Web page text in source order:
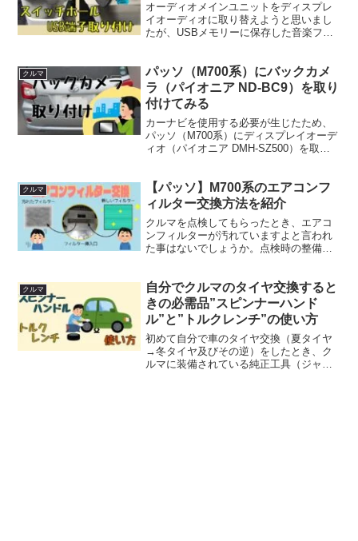
オーディオメインユニットをディスプレ
イオーディオに取り替えようと思いまし
たが、USBメモリーに保存した音楽ファ
配線剥き出しで前側に取り出さなければ
ならず、非常に使いず...
クルマ
パッソ（M700系）にバックカメ
ラ（パイオニア ND-BC9）を取り
付けてみる
カーナビを使用する必要が生じたため、
パッソ（M700系）にディスプレイオーデ
ィオ（パイオニア DMH-SZ500）を取り
しました。ここではバックカメラの取り
付けのやり方...
クルマ
【パッソ】M700系のエアコンフ
ィルター交換方法を紹介
クルマを点検してもらったとき、エアコ
ンフィルターが汚れていますよと言われ
た事はないでしょうか。点検時の整備の
交換頻度が高い部品なので、ネットショ
ップなどで...
クルマ
自分でクルマのタイヤ交換すると
きの必需品”スピンナーハンド
ル”と”トルクレンチ”の使い方
初めて自分で車のタイヤ交換（夏タイヤ
→冬タイヤ及びその逆）をしたとき、ク
ルマに装備されている純正工具（ジャッ